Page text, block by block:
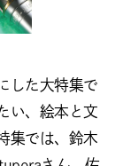
した大特集で
い、絵本と文
集では、鈴木